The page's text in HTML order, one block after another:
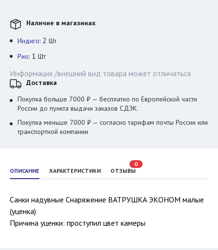
ОПИСАНИЕ ХАРАКТЕРИСТИКИ ОТЗЫВЫ
0
Санки надувные Снаряжение ВАТРУШКА ЭКОНОМ малые
(уценка)
Причина уценки: проступил цвет камеры
Наличие в магазинах
Индиго: 2 Шт
Рио: 1 Шт
Информация /внешний вид товара может отличаться
Доставка
Покупка больше 7000 ₽ — бесплатно по Европейской части
России до пункта выдачи заказов СДЭК.
Покупка меньше 7000 ₽ — согласно тарифам почты России или
транспортной компании